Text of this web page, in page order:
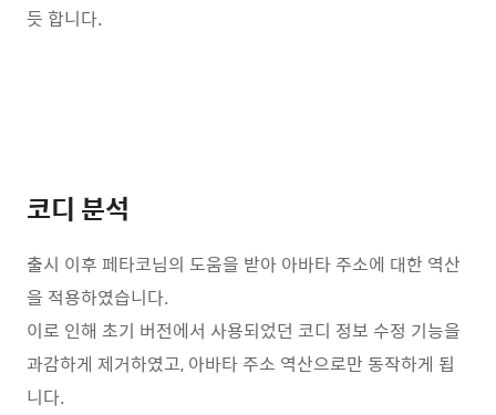
듯 합니다.
코디 분석
출시 이후 페타코님의 도움을 받아 아바타 주소에 대한 역산
을 적용하였습니다.
이로 인해 초기 버전에서 사용되었던 코디 정보 수정 기능을
과감하게 제거하였고, 아바타 주소 역산으로만 동작하게 됩
니다.